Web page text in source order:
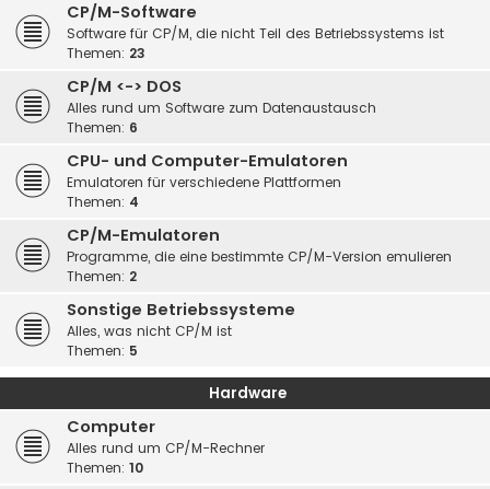
CP/M-Software
Software für CP/M, die nicht Teil des Betriebssystems ist
Themen: 23
CP/M <-> DOS
Alles rund um Software zum Datenaustausch
Themen: 6
CPU- und Computer-Emulatoren
Emulatoren für verschiedene Plattformen
Themen: 4
CP/M-Emulatoren
Programme, die eine bestimmte CP/M-Version emulieren
Themen: 2
Sonstige Betriebssysteme
Alles, was nicht CP/M ist
Themen: 5
Hardware
Computer
Alles rund um CP/M-Rechner
Themen: 10